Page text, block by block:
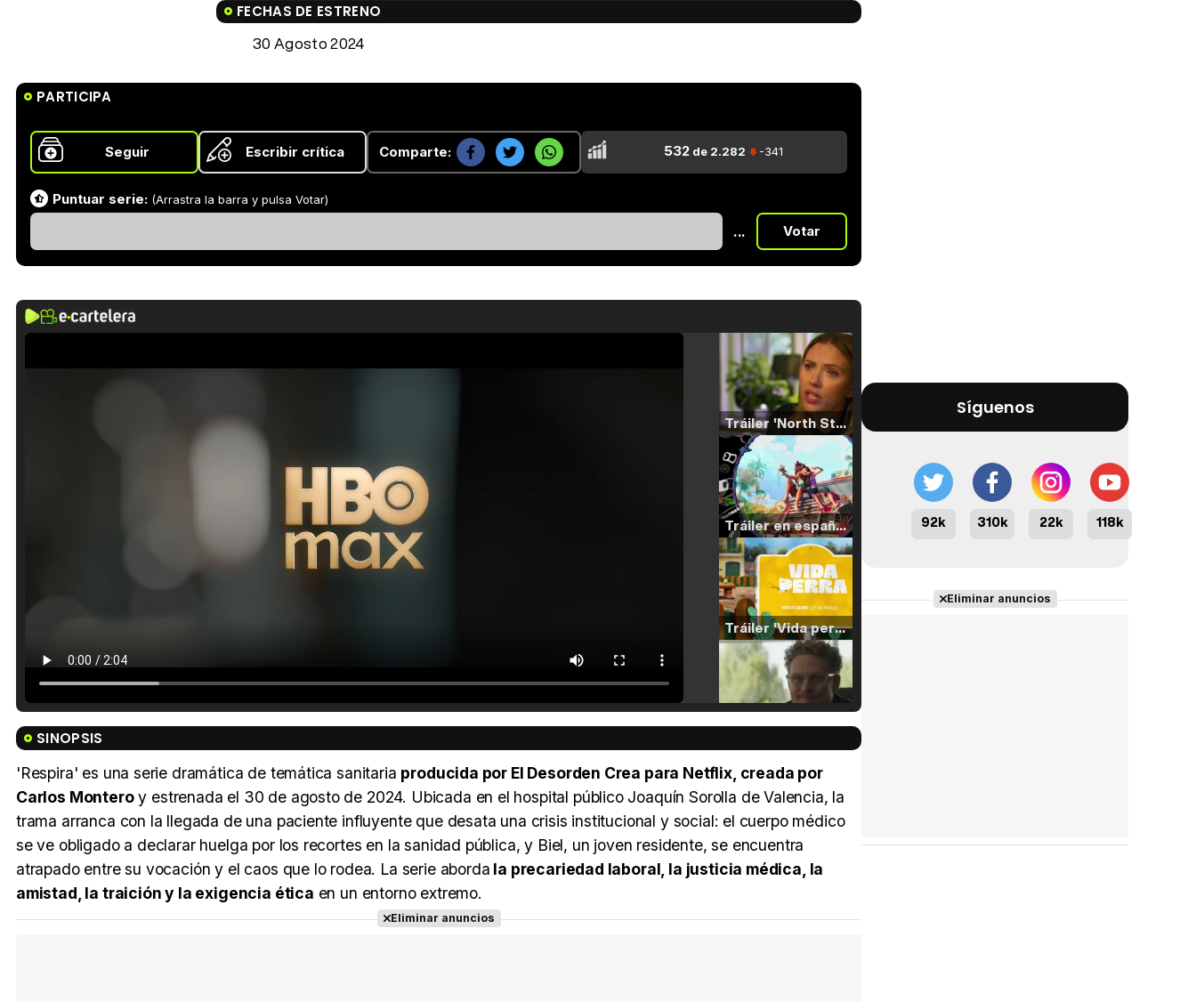
FECHAS DE ESTRENO
30 Agosto 2024
PARTICIPA
Seguir Escribir crítica Comparte: 532de 2.282 -341
Puntuar serie: (Arrastra la barra y pulsa Votar)
... Votar
Tráiler 'North Star' (2023)
Tráiler en español de 'La isla olvidada'
Tráiler 'Vida perra' (2026)
Tráiler Oficial en VOSE 'The Audacity'
Tráiler en español 'Outcome' (2026)
SINOPSIS
'Respira' es una serie dramática de temática sanitaria producida por El Desorden Crea para Netflix, creada por
Carlos Monteroy estrenada el 30 de agosto de 2024. Ubicada en el hospital público Joaquín Sorolla de Valencia, la
trama arranca con la llegada de una paciente influyente que desata una crisis institucional y social: el cuerpo médico
se ve obligado a declarar huelga por los recortes en la sanidad pública, y Biel, un joven residente, se encuentra
atrapado entre su vocación y el caos que lo rodea. La serie aborda la precariedad laboral, la justicia médica, la
amistad, la traición y la exigencia ética en un entorno extremo.
Eliminar anuncios
Síguenos
92k 310k 22k 118k
Eliminar anuncios